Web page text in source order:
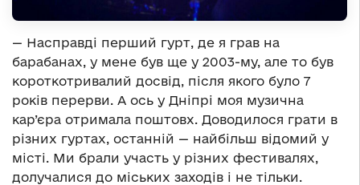
— Насправді перший гурт, де я грав на
барабанах, у мене був ще у 2003-му, але то був
короткотривалий досвід, після якого було 7
років перерви. А ось у Дніпрі моя музична
кар’єра отримала поштовх. Доводилося грати в
різних гуртах, останній — найбільш відомий у
місті. Ми брали участь у різних фестивалях,
долучалися до міських заходів і не тільки.